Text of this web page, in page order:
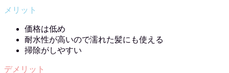
価格は低め
耐水性が高いので濡れた髪にも使える
掃除がしやすい